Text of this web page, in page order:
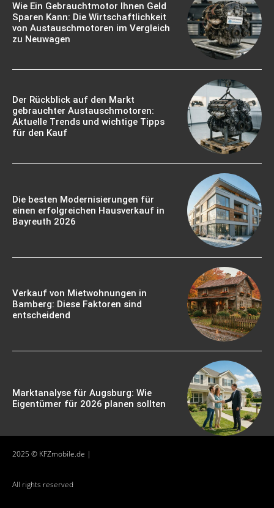
Wie Ein Gebrauchtmotor Ihnen Geld
Sparen Kann: Die Wirtschaftlichkeit
von Austauschmotoren im Vergleich
zu Neuwagen
Der Rückblick auf den Markt
gebrauchter Austauschmotoren:
Aktuelle Trends und wichtige Tipps
für den Kauf
Die besten Modernisierungen für
einen erfolgreichen Hausverkauf in
Bayreuth 2026
Verkauf von Mietwohnungen in
Bamberg: Diese Faktoren sind
entscheidend
Marktanalyse für Augsburg: Wie
Eigentümer für 2026 planen sollten
2025 © KFZmobile.de |
All rights reserved